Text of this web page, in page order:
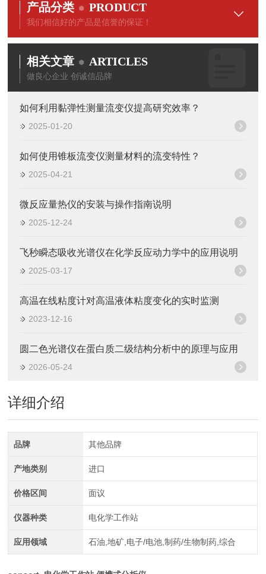
产品分类 PRODUCT
我们相信好的产品是信誉的保证！
相关文章 ARTICLES
做良心企业 创诚信品牌
如何利用黏弹性测量流变仪提高研究效率？
2025-01-20
如何使用锥板流变仪测量材料的流变特性？
2025-04-21
微反应量热仪的安装与操作指南说明
2025-12-24
飞秒瞬态吸收光谱仪在化学反应动力学中的应用说明
2025-03-17
高温在线粘度计对高温液体粘度变化的实时监测
2023-12-16
圆二色光谱仪在蛋白质二级结构分析中的原理与应用
2026-05-24
详细介绍
品牌 其他品牌
产地类别 进口
价格区间 面议
仪器种类 电化学工作站
应用领域 石油,地矿,电子/电池,制药/生物制药,综合